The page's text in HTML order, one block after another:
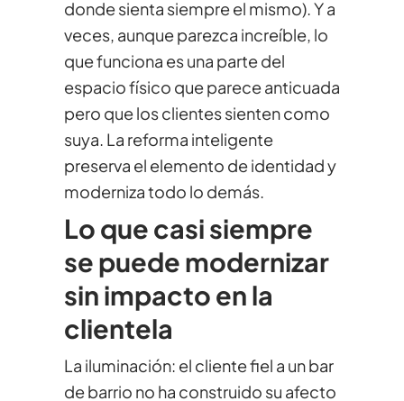
donde sienta siempre el mismo). Y a
veces, aunque parezca increíble, lo
que funciona es una parte del
espacio físico que parece anticuada
pero que los clientes sienten como
suya. La reforma inteligente
preserva el elemento de identidad y
moderniza todo lo demás.
Lo que casi siempre
se puede modernizar
sin impacto en la
clientela
La iluminación: el cliente fiel a un bar
de barrio no ha construido su afecto